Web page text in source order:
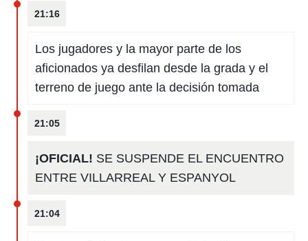
21:16
Los jugadores y la mayor parte de los
aficionados ya desfilan desde la grada y el
terreno de juego ante la decisión tomada
21:05
¡OFICIAL! SE SUSPENDE EL ENCUENTRO
ENTRE VILLARREAL Y ESPANYOL
21:04